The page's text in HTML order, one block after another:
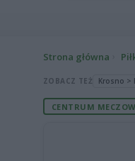
Strona główna
ZOBACZ TEŻ Krosno >
CENTRUM